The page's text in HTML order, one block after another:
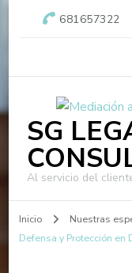
681657322
SG
Al servicio del
Inicio Nuestras
Defensa y Protección en